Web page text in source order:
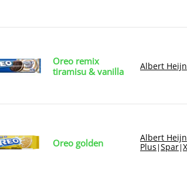
Oreo remix
tiramisu & vanilla
Albert Heijn
Oreo golden Albert Heijn
Plus |Spar|